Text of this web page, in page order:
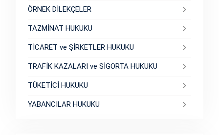
ÖRNEK DİLEKÇELER
TAZMİNAT HUKUKU
TİCARET ve ŞİRKETLER HUKUKU
TRAFİK KAZALARI ve SİGORTA HUKUKU
TÜKETİCİ HUKUKU
YABANCILAR HUKUKU